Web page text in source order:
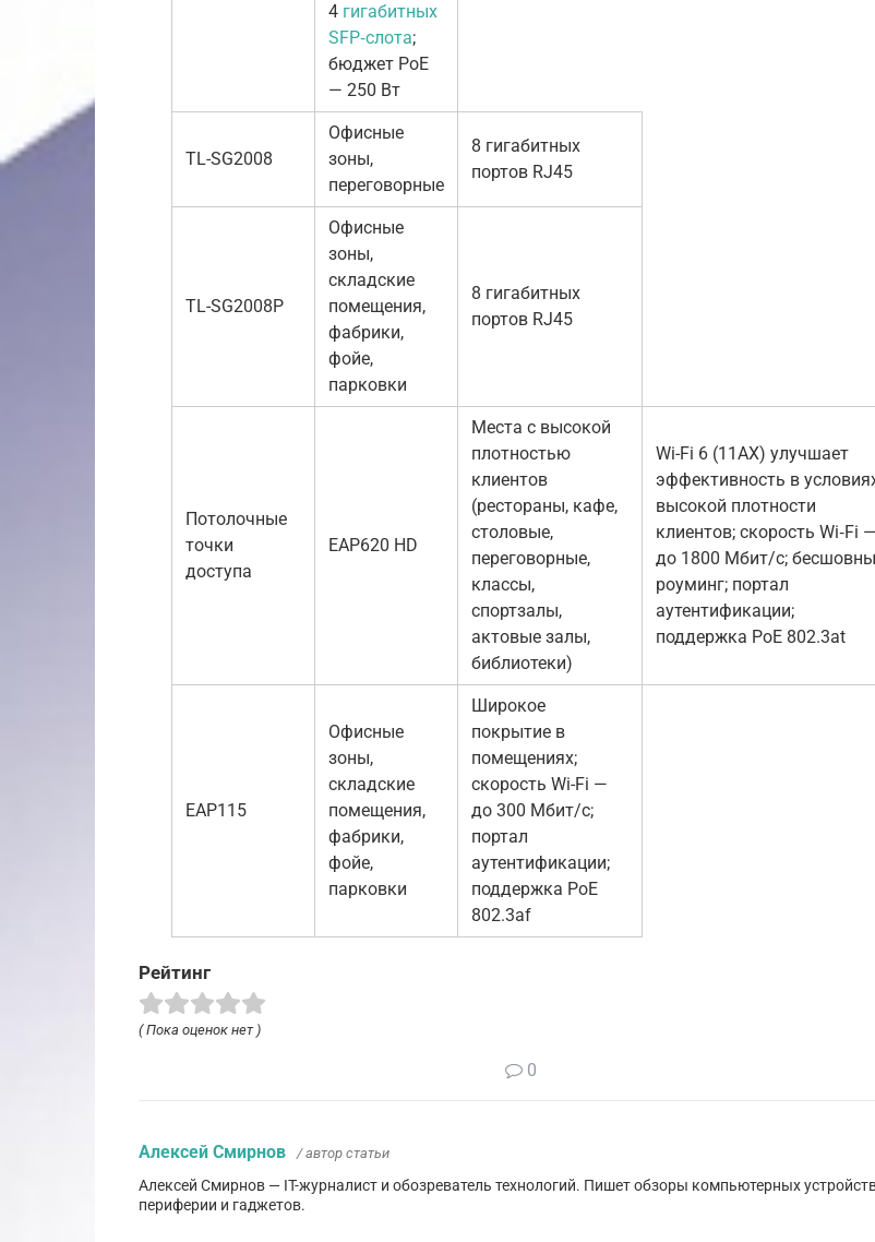
4 гигабитных
SFP‑слота;
бюджет PoE
— 250 Вт
TL-SG2008
Офисные
зоны,
переговорные
8 гигабитных
портов RJ45
TL-SG2008P
Офисные
зоны,
складские
помещения,
фабрики,
фойе,
парковки
8 гигабитных
портов RJ45
Потолочные
точки
доступа
EAP620 HD
Места с высокой
плотностью
клиентов
(рестораны, кафе,
столовые,
переговорные,
классы,
спортзалы,
актовые залы,
библиотеки)
Wi-Fi 6 (11AX) улучшает
эффективность в
высокой плотности
клиентов; скорость Wi‑Fi —
до 1800 Мбит/с;
роуминг; портал
аутентификации;
поддержка PoE 802.3at
EAP115
Офисные
зоны,
складские
помещения,
фабрики,
фойе,
парковки
Широкое
покрытие в
помещениях;
скорость Wi-Fi —
до 300 Мбит/с;
портал
аутентификации;
поддержка PoE
802.3af
Рейтинг
( Пока оценок нет )
0
Алексей Смирнов / автор статьи
Алексей Смирнов — IT-журналист и обозреватель технологий. Пишет обзоры компьютерных
периферии и гаджетов.